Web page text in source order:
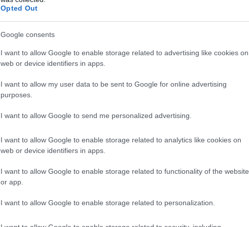
Opted Out
Google consents
I want to allow Google to enable storage related to advertising like cookies on
web or device identifiers in apps.
I want to allow my user data to be sent to Google for online advertising
purposes.
I want to allow Google to send me personalized advertising.
I want to allow Google to enable storage related to analytics like cookies on
web or device identifiers in apps.
I want to allow Google to enable storage related to functionality of the website
or app.
I want to allow Google to enable storage related to personalization.